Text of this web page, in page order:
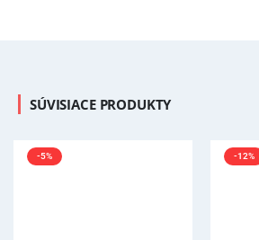
SÚVISIACE PRODUKTY
-12%